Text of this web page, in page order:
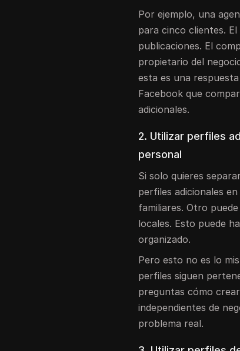
Por ejemplo, una
para cinco clientes.
publicaciones. El
propietario del
esta es una
Facebook que
adicionales.
2. Utilizar perfiles
personal
Si solo quieres
perfiles adicionales
familiares. Otro
locales. Esto puede
organizado.
Pero esto no es lo
perfiles siguen
preguntas cómo
independientes de
problema real.